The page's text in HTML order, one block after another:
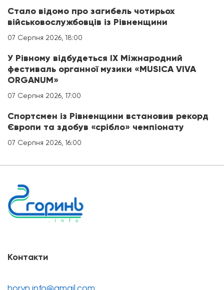
Стало відомо про загибель чотирьох
військовослужбовців із Рівненщини
07 Серпня 2026, 18:00
У Рівному відбудеться IX Міжнародний
фестиваль органної музики «MUSICA VIVA
ORGANUM»
07 Серпня 2026, 17:00
Спортсмен із Рівненщини встановив рекорд
Європи та здобув «срібло» чемпіонату
07 Серпня 2026, 16:00
Контакти
horyn.info@gmail.com